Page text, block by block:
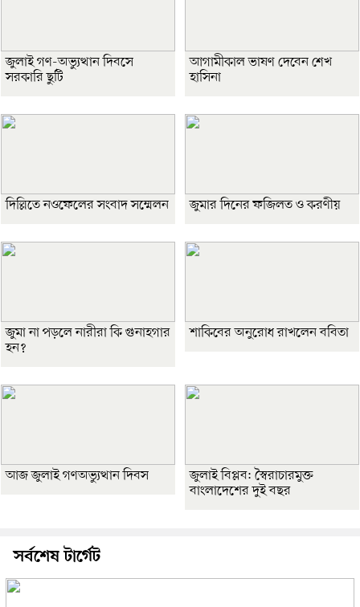
জুলাই গণ-অভ্যুত্থান দিবসে
সরকারি ছুটি
আগামীকাল ভাষণ দেবেন শেখ
হাসিনা
দিল্লিতে নওফেলের সংবাদ সম্মেলন জুমার দিনের ফজিলত ও করণীয়
জুমা না পড়লে নারীরা কি গুনাহগার
হন?
শাকিবের অনুরোধ রাখলেন ববিতা
আজ জুলাই গণঅভ্যুত্থান দিবস
জুলাই বিপ্লব: স্বৈরাচারমুক্ত
বাংলাদেশের দুই বছর
সর্বশেষ টার্গেট